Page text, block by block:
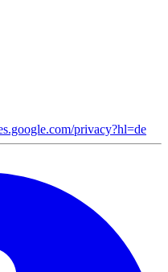
privacy?hl=de